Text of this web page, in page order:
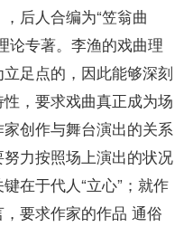
后人合编为“笠翁曲
论专著。李渔的戏曲理
足点的，因此能够深刻
，要求戏曲真正成为场
创作与舞台演出的关系
力按照场上演出的状况
在于代人“立心”；就作
要求作家的作品 通俗